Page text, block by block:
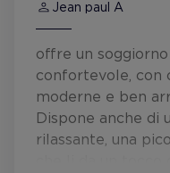
Jean paul A
offre un
confortevole, con
moderne e ben
Dispone anche di
rilassante, una